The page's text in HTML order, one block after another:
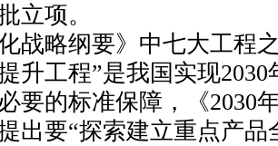
立项。
战略纲要》中七大工程
升工程”是我国实现2030
要的标准保障，《2030
出要“探索建立重点产